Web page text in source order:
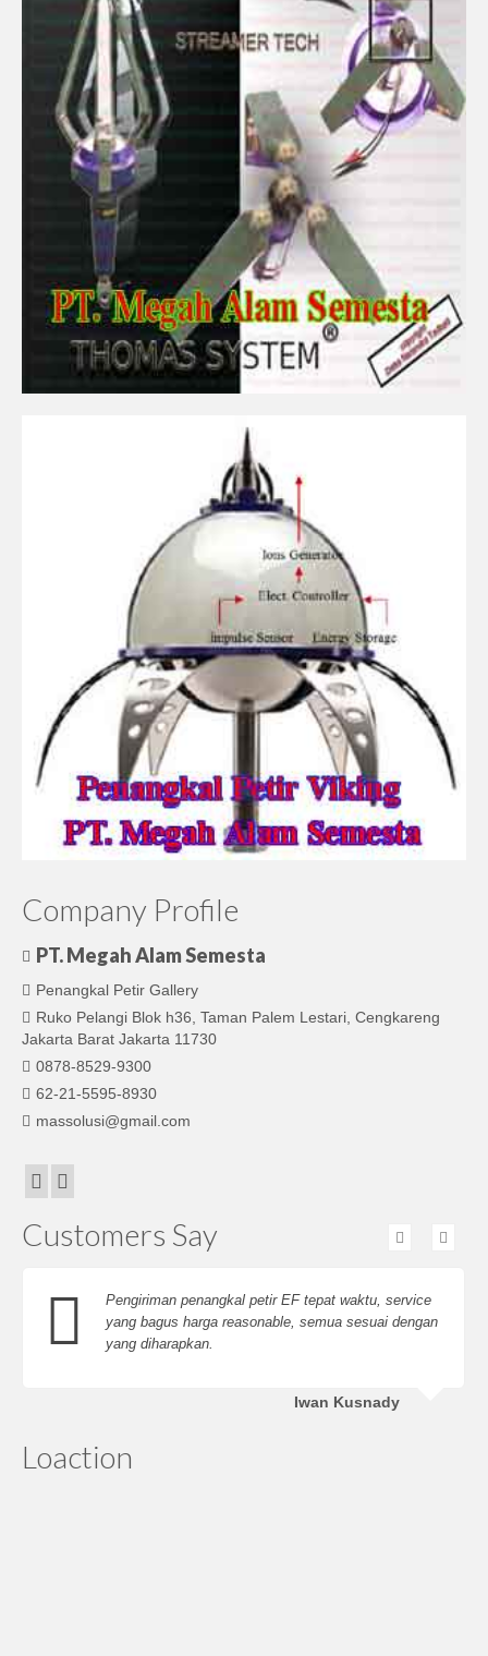
Company Profile
PT. Megah Alam Semesta
Penangkal Petir Gallery
Ruko Pelangi Blok h36, Taman Palem Lestari, Cengkareng
Jakarta Barat Jakarta 11730
0878-8529-9300
62-21-5595-8930
massolusi@gmail.com
Customers Say
Pengiriman penangkal petir EF tepat waktu, service
yang bagus harga reasonable, semua sesuai dengan
yang diharapkan.
Iwan Kusnady
Loaction